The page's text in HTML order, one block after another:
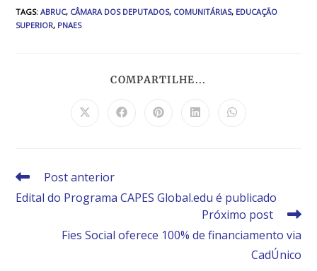
TAGS:ABRUC, CÂMARA DOS DEPUTADOS, COMUNITÁRIAS, EDUCAÇÃO
SUPERIOR, PNAES
COMPARTILHE...
Post anterior
Edital do Programa CAPES Global.edu é publicado
Próximo post
Fies Social oferece 100% de financiamento via
CadÚnico